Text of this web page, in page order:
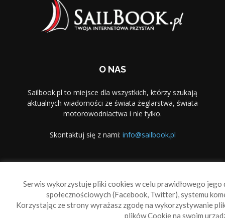
O NAS
Sailbook.pl to miejsce dla wszystkich, którzy szukają
aktualnych wiadomości ze świata żeglarstwa, świata
motorowodniactwa i nie tylko.
Skontaktuj się z nami: info@sailbook.pl
Serwis wykorzystuje pliki cookies w celu prawidłowego
społecznościowych (Facebook, Twitter), systemu
Korzystając ze strony wyrażasz zgodę na wykorzystywanie
plików Cookie na swoim